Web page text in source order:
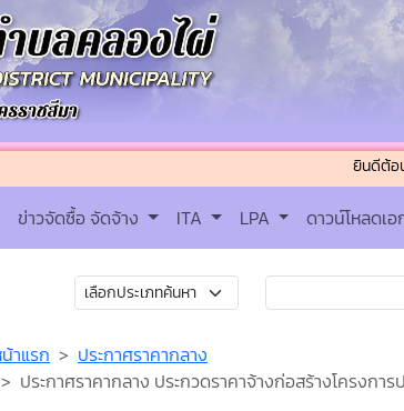
ยินดีต้อนรับเข้าสู่
ข่าวจัดซื้อ จัดจ้าง ITA LPA ดาวน์โหลดเอ
าแรก
ประกาศราคากลาง
ประกาศราคากลาง ประกวดราคาจ้างก่อสร้างโครงก